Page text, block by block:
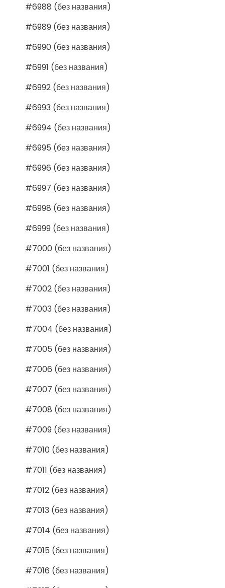
#6988 (без названия)
#6989 (без названия)
#6990 (без названия)
#6991 (без названия)
#6992 (без названия)
#6993 (без названия)
#6994 (без названия)
#6995 (без названия)
#6996 (без названия)
#6997 (без названия)
#6998 (без названия)
#6999 (без названия)
#7000 (без названия)
#7001 (без названия)
#7002 (без названия)
#7003 (без названия)
#7004 (без названия)
#7005 (без названия)
#7006 (без названия)
#7007 (без названия)
#7008 (без названия)
#7009 (без названия)
#7010 (без названия)
#7011 (без названия)
#7012 (без названия)
#7013 (без названия)
#7014 (без названия)
#7015 (без названия)
#7016 (без названия)